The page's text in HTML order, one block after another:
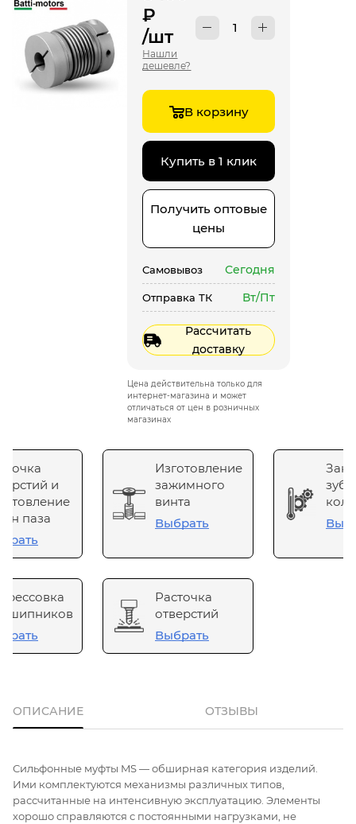
₽
/шт
Нашли
дешевле?
В корзину
Купить в 1 клик
Получить оптовые
цены
Самовывоз Сегодня
Отправка ТК Вт/Пт
Рассчитать
доставку
Цена действительна только для
интернет-магазина и может
отличаться от цен в розничных
магазинах
и
паза
Изготовление
зажимного
винта
Выбрать
Расточка
отверстий
Выбрать
ОПИСАНИЕ ОТЗЫВЫ
Сильфонные муфты MS — обширная категория изделий.
Ими комплектуются механизмы различных типов,
рассчитанные на интенсивную эксплуатацию. Элементы
хорошо справляются с постоянными нагрузками, не